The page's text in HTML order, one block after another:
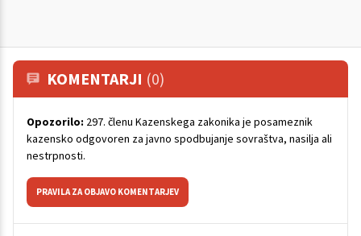
KOMENTARJI (0)
Opozorilo: 297. členu Kazenskega zakonika je posameznik
kazensko odgovoren za javno spodbujanje sovraštva, nasilja ali
nestrpnosti.
PRAVILA ZA OBJAVO KOMENTARJEV